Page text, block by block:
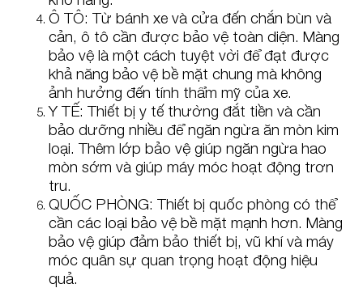
Ô TÔ: Từ bánh xe và cửa đến chắn bùn và
cản, ô tô cần được bảo vệ toàn diện. Màng
bảo vệ là một cách tuyệt vời để đạt được
khả năng bảo vệ bề mặt chung mà không
ảnh hưởng đến tính thẩm mỹ của xe.
Y TẾ: Thiết bị y tế thường đắt tiền và cần
bảo dưỡng nhiều để ngăn ngừa ăn mòn kim
loại. Thêm lớp bảo vệ giúp ngăn ngừa hao
mòn sớm và giúp máy móc hoạt động trơn
tru.
QUỐC PHÒNG: Thiết bị quốc phòng có thể
cần các loại bảo vệ bề mặt mạnh hơn. Màng
bảo vệ giúp đảm bảo thiết bị, vũ khí và máy
móc quân sự quan trọng hoạt động hiệu
quả.